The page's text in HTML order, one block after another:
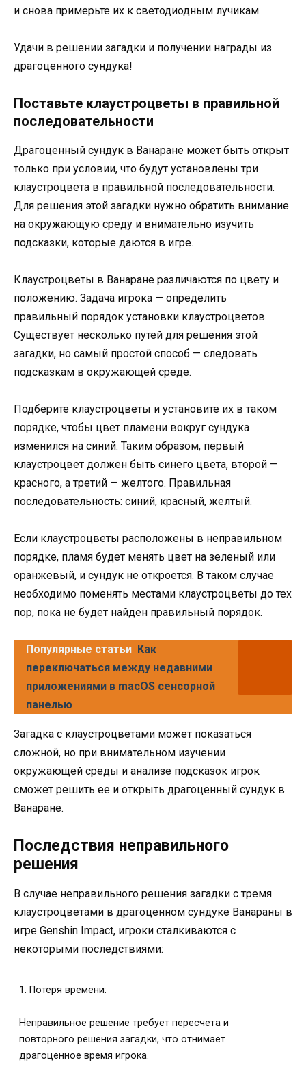
и снова примерьте их к светодиодным лучикам.
Удачи в решении загадки и получении награды из
драгоценного сундука!
Поставьте клаустроцветы в правильной
последовательности
Драгоценный сундук в Ванаране может быть открыт
только при условии, что будут установлены три
клаустроцвета в правильной последовательности.
Для решения этой загадки нужно обратить внимание
на окружающую среду и внимательно изучить
подсказки, которые даются в игре.
Клаустроцветы в Ванаране различаются по цвету и
положению. Задача игрока — определить
правильный порядок установки клаустроцветов.
Существует несколько путей для решения этой
загадки, но самый простой способ — следовать
подсказкам в окружающей среде.
Подберите клаустроцветы и установите их в таком
порядке, чтобы цвет пламени вокруг сундука
изменился на синий. Таким образом, первый
клаустроцвет должен быть синего цвета, второй —
красного, а третий — желтого. Правильная
последовательность: синий, красный, желтый.
Если клаустроцветы расположены в неправильном
порядке, пламя будет менять цвет на зеленый или
оранжевый, и сундук не откроется. В таком случае
необходимо поменять местами клаустроцветы до тех
пор, пока не будет найден правильный порядок.
Популярные статьи Как
переключаться между недавними
приложениями в macOS сенсорной
панелью
Загадка с клаустроцветами может показаться
сложной, но при внимательном изучении
окружающей среды и анализе подсказок игрок
сможет решить ее и открыть драгоценный сундук в
Ванаране.
Последствия неправильного
решения
В случае неправильного решения загадки с тремя
клаустроцветами в драгоценном сундуке Ванараны в
игре Genshin Impact, игроки сталкиваются с
некоторыми последствиями:
1. Потеря времени:
Неправильное решение требует пересчета и
повторного решения загадки, что отнимает
драгоценное время игрока.